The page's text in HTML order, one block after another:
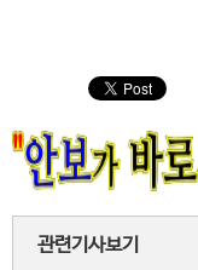
관련기사보기